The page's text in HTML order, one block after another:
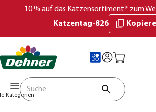
10 % auf das Katzensortiment* zum
Katzentag-826
Kategorien